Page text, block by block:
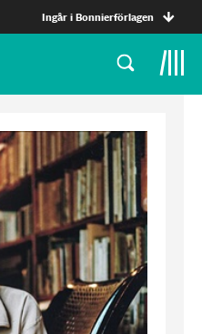
Ingår i Bonnierförlagen